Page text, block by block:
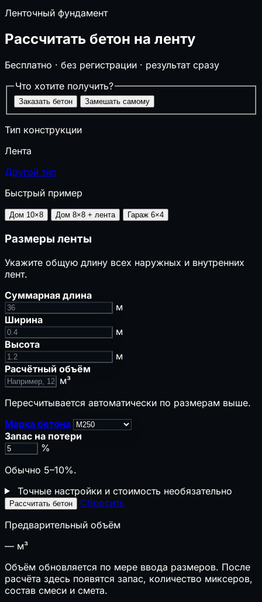
🏔️Несущая способность грунта
❄️Снеговая нагрузка на кровлю
⚙️
Инженерные системы
Септик и выгребная яма
⚡Сечение кабеля по мощности
⏚Сопротивление заземления (контур)
⚙️Компенсация реактивной мощности
💨
♨️Расчёт сауны
🌧️Ливнёвка и дождевой сток
🔥Пожарная и промышленная безопасность
🔥Противопожарные расстояния
Огнетушители
АКатегория помещения
🏭Признаки опасного производственного
📝Нужен ли наряд-допуск
🌡️Климат, теплотехника и акустика
🌡️ГСОП
🧱Толщина утеплителя
🔇Звукоизоляция стен
📋Сметы, закупки и экономика подрядчика
₽НДС 22% (2026)
📋Взносы ИП
⚖️Пени и риск РНП
⚖️Неустойка по договору
🏦Стоимость банковской гарантии
⚠️ Риски строительных проектов
🌱Экология и комфорт
🌱 Эко-баллы ГОСТ Р 70346
Ленточный фундамент
Рассчитать бетон на ленту
Бесплатно · без регистрации · результат сразу
Что хотите получить?
Заказать бетон Замешать самому
Тип конструкции
Лента
Другой тип
Быстрый пример
Дом 10×8 Дом 8×8 + лента Гараж 6×4
Размеры ленты
Укажите общую длину всех наружных и внутренних
лент.
Суммарная длина
м
Ширина
м
Высота
м
Расчётный объём
м³
Пересчитывается автоматически по размерам выше.
Марка бетона
Запас на потери
%
Обычно 5–10%.
Точные настройки и стоимость необязательно
Рассчитать бетон
Сбросить
Предварительный объём
— м³
Объём обновляется по мере ввода размеров. После
расчёта здесь появятся запас, количество миксеров,
состав смеси и смета.